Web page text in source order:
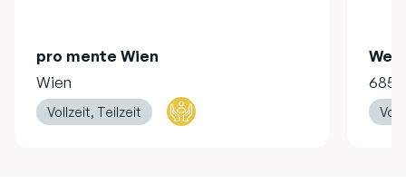
pro mente Wien
Wien
Vollzeit, Teilzeit